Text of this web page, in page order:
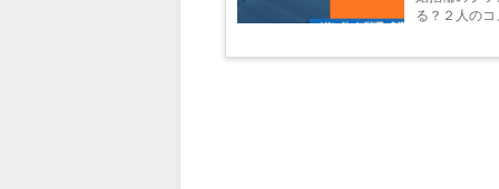
る？２人のコ